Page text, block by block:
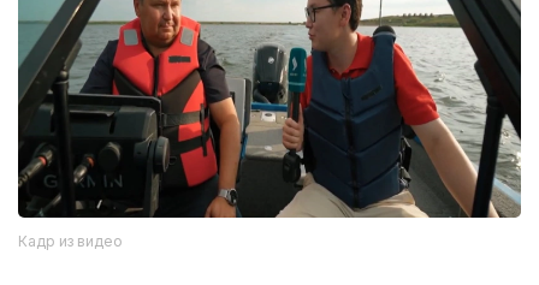
Кадр из видео